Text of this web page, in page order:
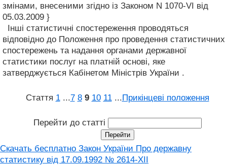
змінами, внесеними згідно із Законом N 1070-VI від
05.03.2009 }
Інші статистичні спостереження проводяться
відповідно до Положення про проведення статистичних
спостережень та надання органами державної
статистики послуг на платній основі, яке
затверджується Кабінетом Міністрів України .
Стаття 1 ...7 8 9 10 11 ...Прикінцеві положення
Перейти до статті
Скачать бесплатно Закон України Про державну
статистику від 17.09.1992 № 2614-XII